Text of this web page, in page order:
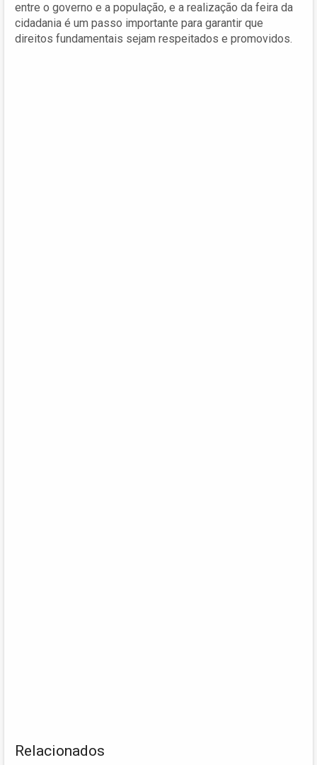
entre o governo e a população, e a realização da feira da
cidadania é um passo importante para garantir que
direitos fundamentais sejam respeitados e promovidos.
Relacionados